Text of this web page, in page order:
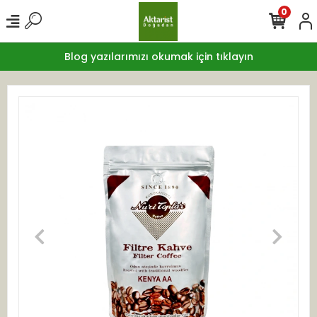
Blog yazılarımızı okumak için tıklayın
0